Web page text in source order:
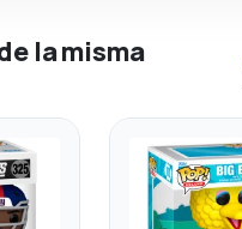
la misma